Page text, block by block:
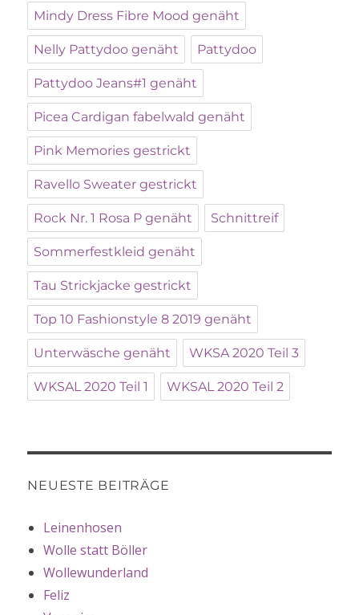
Mindy Dress Fibre Mood genäht
Nelly Pattydoo genäht Pattydoo
Pattydoo Jeans#1 genäht
Picea Cardigan fabelwald genäht
Pink Memories gestrickt
Ravello Sweater gestrickt
Rock Nr. 1 Rosa P genäht Schnittreif
Sommerfestkleid genäht
Tau Strickjacke gestrickt
Top 10 Fashionstyle 8 2019 genäht
Unterwäsche genäht WKSA 2020 Teil 3
WKSAL 2020 Teil 1 WKSAL 2020 Teil 2
NEUESTE BEITRÄGE
Leinenhosen
Wolle statt Böller
Wollewunderland
Feliz